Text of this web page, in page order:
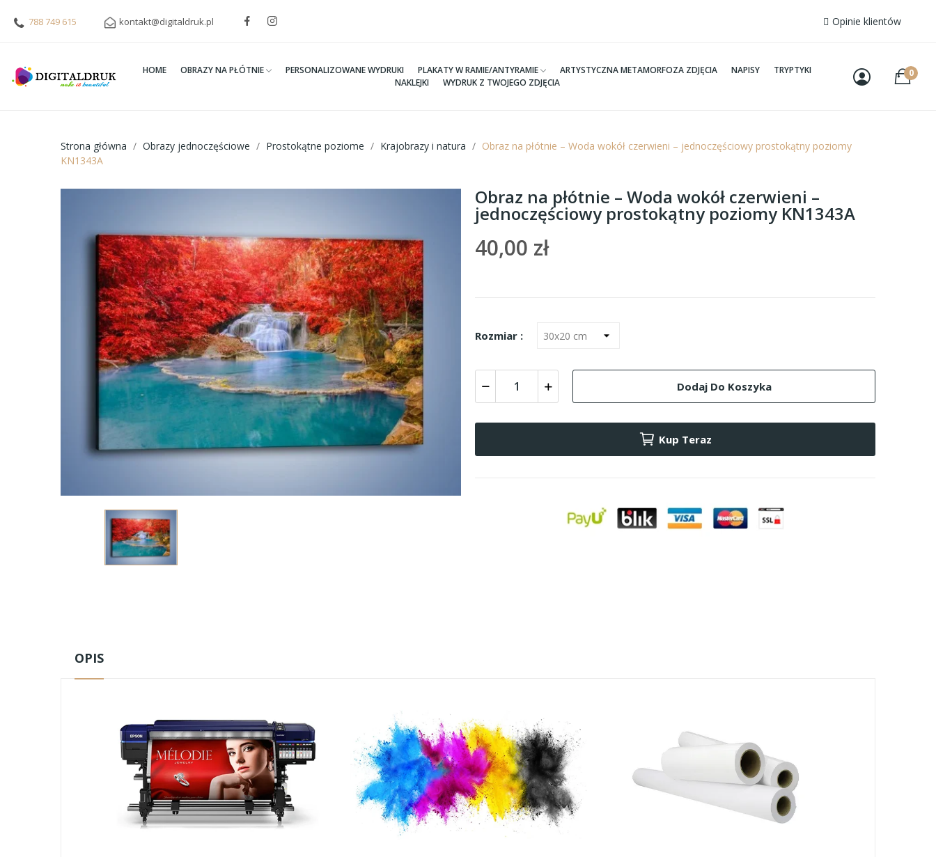
788 749 615 kontakt@digitaldruk.pl Opinie klientów
HOME OBRAZY NA PŁÓTNIE PERSONALIZOWANE WYDRUKI PLAKATY W RAMIE/ANTYRAMIE ARTYSTYCZNA METAMORFOZA ZDJĘCIA NAPISY
TRYPTYKI
NAKLEJKI
WYDRUK Z TWOJEGO ZDJĘCIA
0
Strona główna Obrazy jednoczęściowe Prostokątne poziome Krajobrazy i natura
Obraz na płótnie – Woda wokół czerwieni – jednoczęściowy prostokątny poziomy
KN1343A
Obraz na płótnie – Woda wokół czerwieni –
jednoczęściowy prostokątny poziomy KN1343A
40,00 zł
Rozmiar :
Dodaj Do Koszyka
Kup Teraz
OPIS